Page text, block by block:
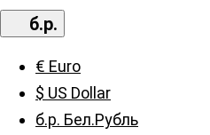
б.р.
€ Euro
$ US Dollar
б.р. Бел.Рубль